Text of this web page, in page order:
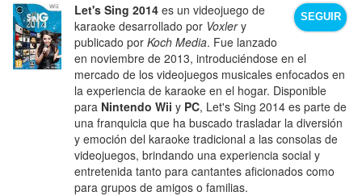
SEGUIR
Let's Sing 2014 es un videojuego de
karaoke desarrollado por Voxlery
publicado porKoch Media. Fue lanzado
en noviembre de 2013, introduciéndose en el
mercado de los videojuegos musicales enfocados en
la experiencia de karaoke en el hogar. Disponible
para Nintendo Wii y PC, Let's Sing 2014 es parte de
una franquicia que ha buscado trasladar la diversión
y emoción del karaoke tradicional a las consolas de
videojuegos, brindando una experiencia social y
entretenida tanto para cantantes aficionados como
para grupos de amigos o familias.